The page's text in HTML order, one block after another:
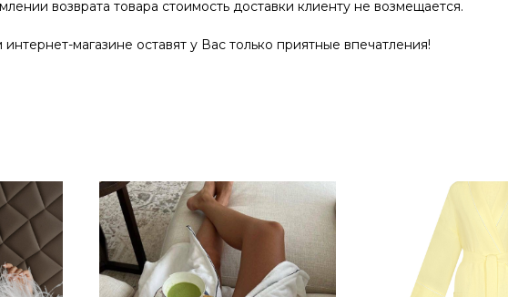
возврата товара стоимость доставки клиенту не возмещается.
магазине оставят у Вас только приятные впечатления!